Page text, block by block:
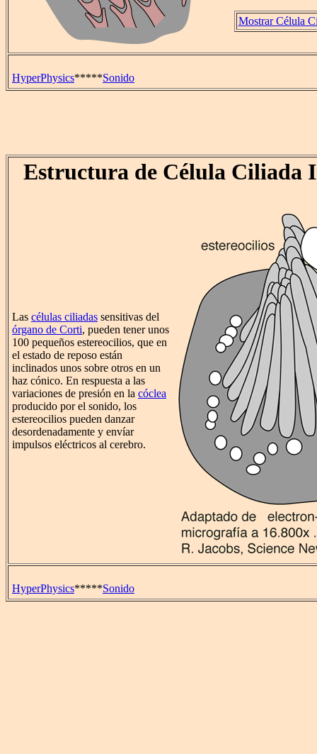
Mostrar Célula
HyperPhysics*****Sonido
Estructura de Célula Ciliada
Las células ciliadas sensitivas del
órgano de Corti, pueden tener unos
100 pequeños estereocilios, que en
el estado de reposo están
inclinados unos sobre otros en un
haz cónico. En respuesta a las
variaciones de presión en la cóclea
producido por el sonido, los
estereocilios pueden danzar
desordenadamente y envíar
impulsos eléctricos al cerebro.
HyperPhysics*****Sonido